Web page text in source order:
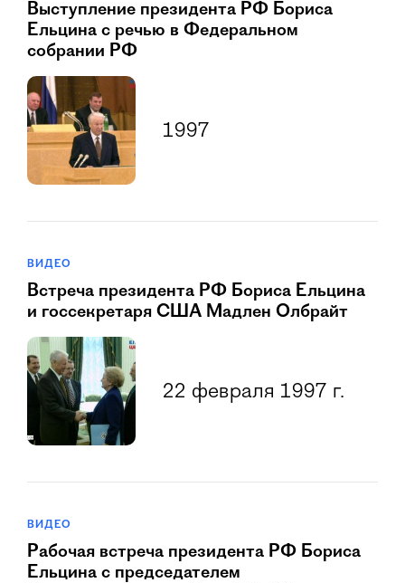
Выступление президента РФ Бориса
Ельцина с речью в Федеральном
собрании РФ
1997
ВИДЕО
Встреча президента РФ Бориса Ельцина
и госсекретаря США Мадлен Олбрайт
22 февраля 1997 г.
ВИДЕО
Рабочая встреча президента РФ Бориса
Ельцина с председателем